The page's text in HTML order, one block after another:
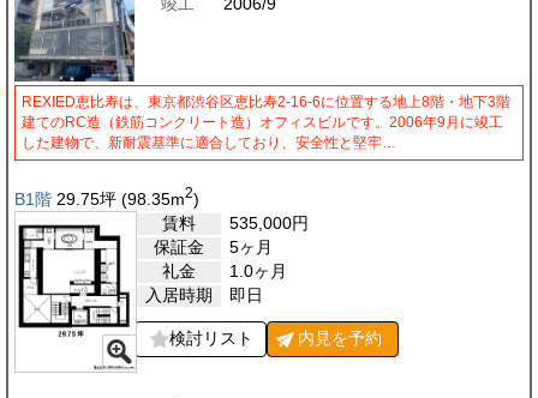
REXIED恵比寿は、東京都渋谷区恵比寿2-16-6に位置する地上8階・地下3階
建てのRC造（鉄筋コンクリート造）オフィスビルです。2006年9月に竣工
した建物で、新耐震基準に適合しており、安全性と堅牢…
B1階 29.75坪 (98.35m2)
賃料
535,000円
保証金
5ヶ月
礼金
1.0ヶ月
入居時期
即日
検討リスト 内見を予約